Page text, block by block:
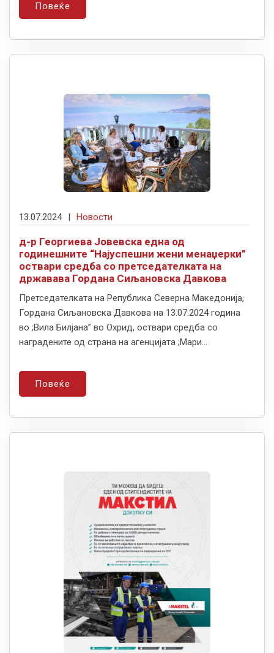
Повеќе
13.07.2024 | Новости
д-р Георгиева Јовевска една од
годинешните “Најуспешни жени менаџерки”
оствари средба со претседателката на
државава Гордана Сиљановска Давкова
Претседателката на Република Северна Македонија,
Гордана Сиљановска Давкова на 13.07.2024 година
во ;Вила Билјана” во Охрид, оствари средба со
наградените од страна на агенцијата ;Мари...
Повеќе